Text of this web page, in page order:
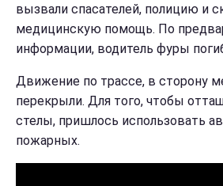
вызвали спасателей, полицию и
медицинскую помощь. По
информации, водитель фуры
Движение по трассе, в сторону
перекрыли. Для того, чтобы
стелы, пришлось использовать
пожарных.